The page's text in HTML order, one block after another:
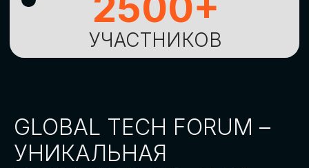
ОСТАВИТЬ
ЗАЯВКУ
СТАТЬ СПИКЕРОМ
Оставьте заявку, наши менеджеры